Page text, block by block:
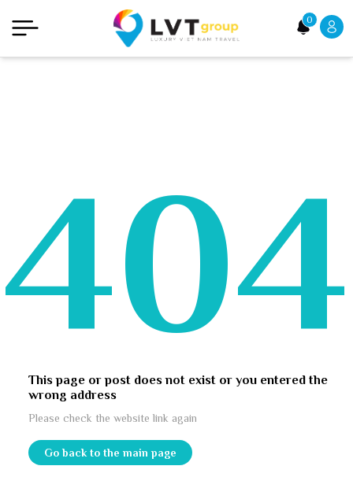
0
404
This page or post does not exist or you entered the
wrong address
Please check the website link again
Go back to the main page